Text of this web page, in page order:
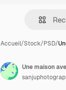
Accueil/Stock/PSD/
Une maison